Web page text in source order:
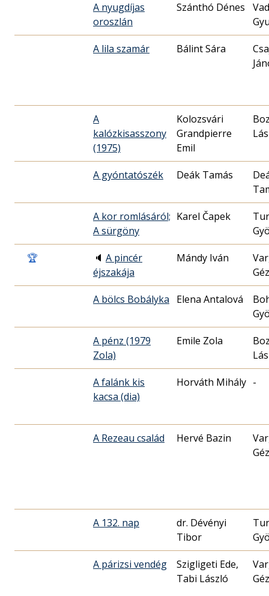
A nyugdíjas
oroszlán
Szánthó Dénes
A lila szamár Bálint Sára
A
kalózkisasszony
(1975)
Kolozsvári
Grandpierre
Emil
A gyóntatószék Deák Tamás
A kor romlásáról;
A sürgöny
Karel Čapek
🏆 🔈 A pincér
éjszakája
Mándy Iván
A bölcs Bobályka Elena Antalová
A pénz (1979
Zola)
Emile Zola
A falánk kis
kacsa (dia)
Horváth Mihály -
A Rezeau család Hervé Bazin
A 132. nap
dr. Dévényi
Tibor
A párizsi vendég
Szigligeti Ede,
Tabi László